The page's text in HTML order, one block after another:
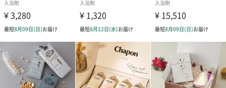
クレイの嬉しい効果
１.めぐりを促す
クレイから出る遠赤外線で温浴効果をサポート。身体の芯からぽ
かぽかに。心地よい発汗※と、さっぱりとした爽快感を感じてい